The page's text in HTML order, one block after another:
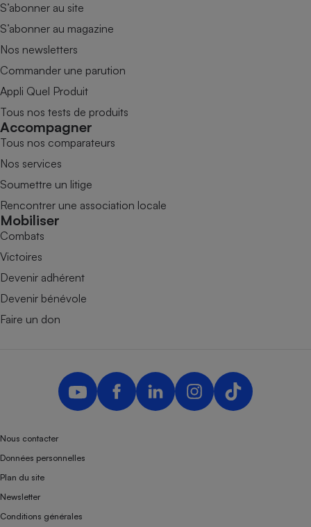
S’abonner au site
S’abonner au magazine
Nos newsletters
Commander une parution
Appli Quel Produit
Tous nos tests de produits
Accompagner
Tous nos comparateurs
Nos services
Soumettre un litige
Rencontrer une association locale
Mobiliser
Combats
Victoires
Devenir adhérent
Devenir bénévole
Faire un don
Nous contacter
Données personnelles
Plan du site
Newsletter
Conditions générales